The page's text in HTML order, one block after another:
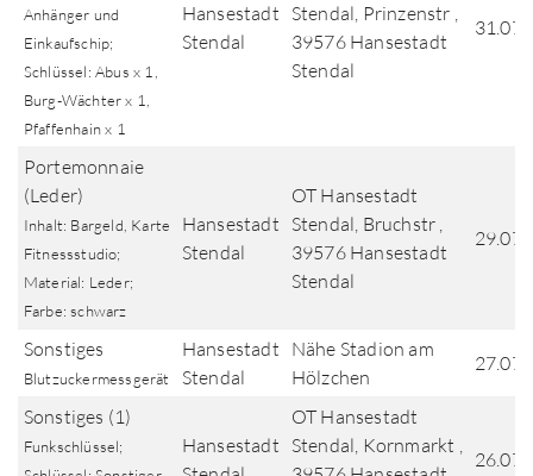
Anhänger und
Einkaufschip;
Schlüssel: Abus x 1,
Burg-Wächter x 1,
Pfaffenhain x 1
Hansestadt
Stendal
Stendal, Prinzenstr ,
39576 Hansestadt
Stendal
Portemonnaie
(Leder)
Inhalt: Bargeld, Karte
Fitnessstudio;
Material: Leder;
Farbe: schwarz
Hansestadt
Stendal
OT Hansestadt
Stendal, Bruchstr ,
39576 Hansestadt
Stendal
Sonstiges
Blutzuckermessgerät
Hansestadt
Stendal
Nähe Stadion am
Hölzchen
Sonstiges (1)
Funkschlüssel;
Hansestadt
OT Hansestadt
Stendal, Kornmarkt ,